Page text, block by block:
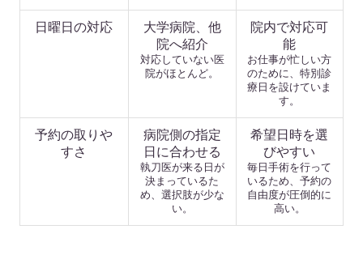
日曜日の対応
大学病院、他
院へ紹介
対応していない医
院がほとんど。
院内で対応可
能
お仕事が忙しい方
のために、特別診
療日を設けていま
す。
予約の取りや
すさ
病院側の指定
日に合わせる
執刀医が来る日が
決まっているた
め、選択肢が少な
い。
希望日時を選
びやすい
毎日手術を行って
いるため、予約の
自由度が圧倒的に
高い。